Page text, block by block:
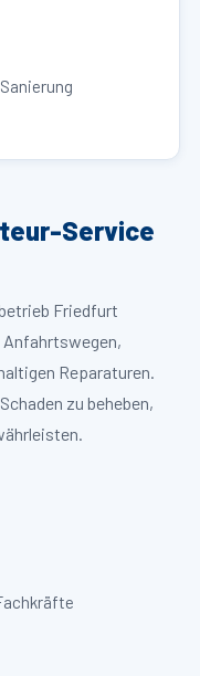
Service
Friedfurt
Reparaturen.
zu beheben,